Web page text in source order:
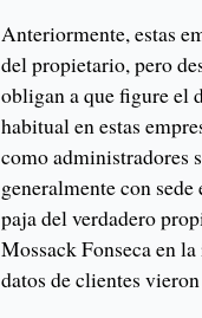
Anteriormente, estas
del propietario, pero
obligan a que figure el
habitual en estas
como administradores
generalmente con
paja del verdadero
Mossack Fonseca en
datos de clientes